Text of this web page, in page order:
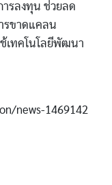
ารลงทุน ช่วยลด
รขาดแคลน
เทคโนโลยีพัฒนา
news-1469142